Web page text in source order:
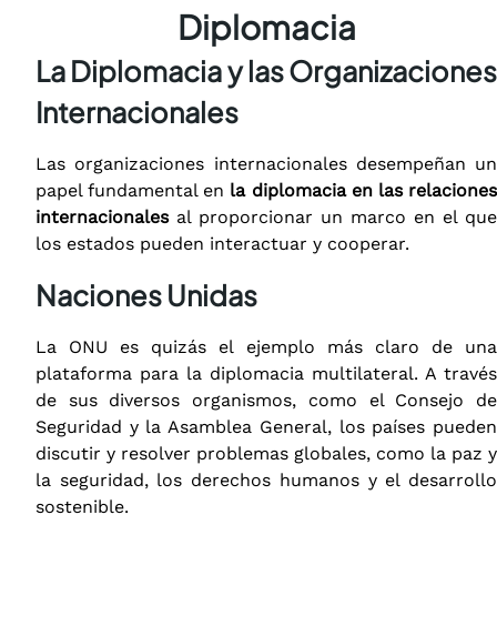
Diplomacia
La Diplomacia y las Organizaciones
Internacionales
Las organizaciones internacionales desempeñan un
papel fundamental en la diplomacia en las relaciones
internacionalesal proporcionar un marco en el que
los estados pueden interactuar y cooperar.
Naciones Unidas
La ONU es quizás el ejemplo más claro de una
plataforma para la diplomacia multilateral. A través
de sus diversos organismos, como el Consejo de
Seguridad y la Asamblea General, los países pueden
discutir y resolver problemas globales, como la paz y
la seguridad, los derechos humanos y el desarrollo
sostenible.